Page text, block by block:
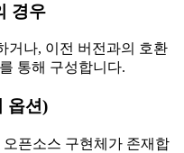
경우
거나, 이전 버전과의 호환
통해 구성합니다.
옵션)
픈소스 구현체가 존재합